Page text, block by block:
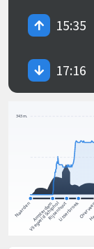
15:35
17:16